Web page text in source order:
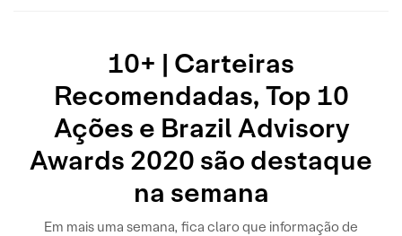
10+ | Carteiras
Recomendadas, Top 10
Ações e Brazil Advisory
Awards 2020 são destaque
na semana
Em mais uma semana, fica claro que informação de